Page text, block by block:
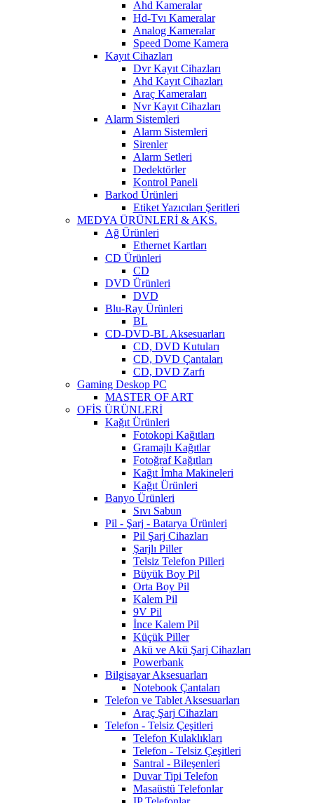
Ahd Kameralar
Hd-Tvı Kameralar
Analog Kameralar
Speed Dome Kamera
Kayıt Cihazları
Dvr Kayıt Cihazları
Ahd Kayıt Cihazları
Araç Kameraları
Nvr Kayıt Cihazları
Alarm Sistemleri
Alarm Sistemleri
Sirenler
Alarm Setleri
Dedektörler
Kontrol Paneli
Barkod Ürünleri
Etiket Yazıcıları Şeritleri
MEDYA ÜRÜNLERİ & AKS.
Ağ Ürünleri
Ethernet Kartları
CD Ürünleri
CD
DVD Ürünleri
DVD
Blu-Ray Ürünleri
BL
CD-DVD-BL Aksesuarları
CD, DVD Kutuları
CD, DVD Çantaları
CD, DVD Zarfı
Gaming Deskop PC
MASTER OF ART
OFİS ÜRÜNLERİ
Kağıt Ürünleri
Fotokopi Kağıtları
Gramajlı Kağıtlar
Fotoğraf Kağıtları
Kağıt İmha Makineleri
Kağıt Ürünleri
Banyo Ürünleri
Sıvı Sabun
Pil - Şarj - Batarya Ürünleri
Pil Şarj Cihazları
Şarjlı Piller
Telsiz Telefon Pilleri
Büyük Boy Pil
Orta Boy Pil
Kalem Pil
9V Pil
İnce Kalem Pil
Küçük Piller
Akü ve Akü Şarj Cihazları
Powerbank
Bilgisayar Aksesuarları
Notebook Çantaları
Telefon ve Tablet Aksesuarları
Araç Şarj Cihazları
Telefon - Telsiz Çeşitleri
Telefon Kulaklıkları
Telefon - Telsiz Çeşitleri
Santral - Bileşenleri
Duvar Tipi Telefon
Masaüstü Telefonlar